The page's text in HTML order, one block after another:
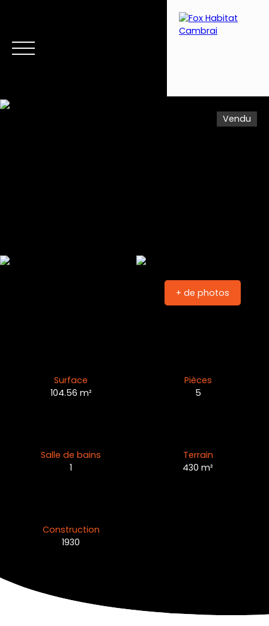
Vendu
+ de photos
Surface
104.56 m²
Pièces
5
Salle de bains
1
Terrain
430m²
Construction
1930